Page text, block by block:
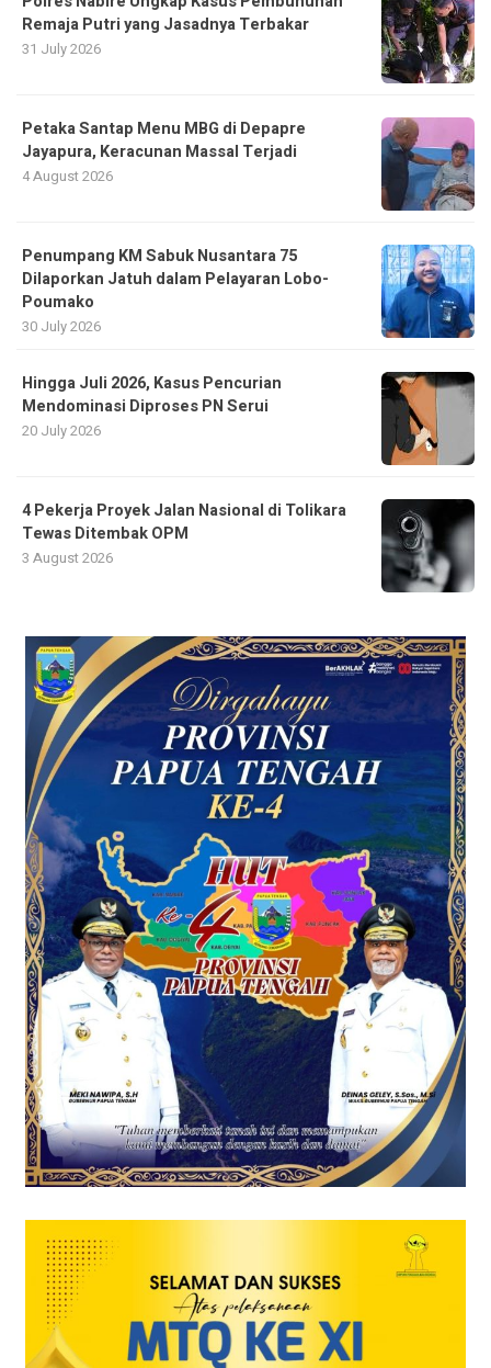
Remaja Putri yang Jasadnya Terbakar
31 July 2026
Petaka Santap Menu MBG di Depapre
Jayapura, Keracunan Massal Terjadi
4 August 2026
Penumpang KM Sabuk Nusantara 75
Dilaporkan Jatuh dalam Pelayaran Lobo-
Poumako
30 July 2026
Hingga Juli 2026, Kasus Pencurian
Mendominasi Diproses PN Serui
20 July 2026
4 Pekerja Proyek Jalan Nasional di Tolikara
Tewas Ditembak OPM
3 August 2026